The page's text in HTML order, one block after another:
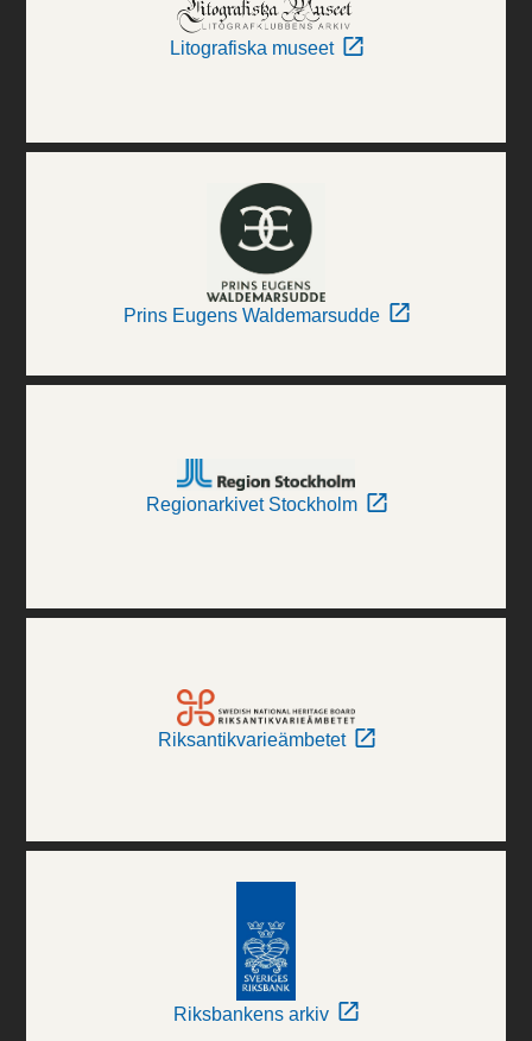
Litografiska museet
Prins Eugens Waldemarsudde
Regionarkivet Stockholm
Riksantikvarieämbetet
Riksbankens arkiv